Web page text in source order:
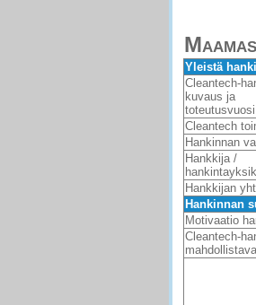
Yleistä
Cleantech-
kuvaus ja
toteutusvuosi
Cleantech
Hankinnan
Hankkija /
Hankkijan
Hankinnan
Motivaatio
Cleantech-